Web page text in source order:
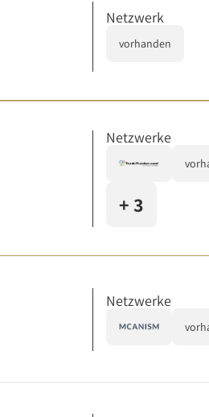
Netzwerk
vorhanden
Netzwerke
+ 3
Netzwerke